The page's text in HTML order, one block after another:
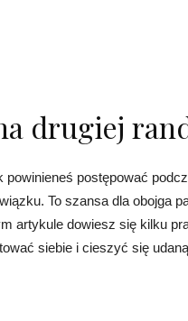
drugiej
postępować
To szansa dla obojga
artykule dowiesz się kilku
siebie i cieszyć się